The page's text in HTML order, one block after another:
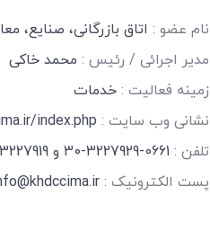
نام عضو : اتاق بازرگانی، صنایع،
مدیر اجرائی / رئیس : محمد خاکی
زمینه فعالیت : خدمات
نشانی وب سایت : index.php
تلفن : 0661-3227929-30 و 3227919-0661 -
پست الکترونیک :